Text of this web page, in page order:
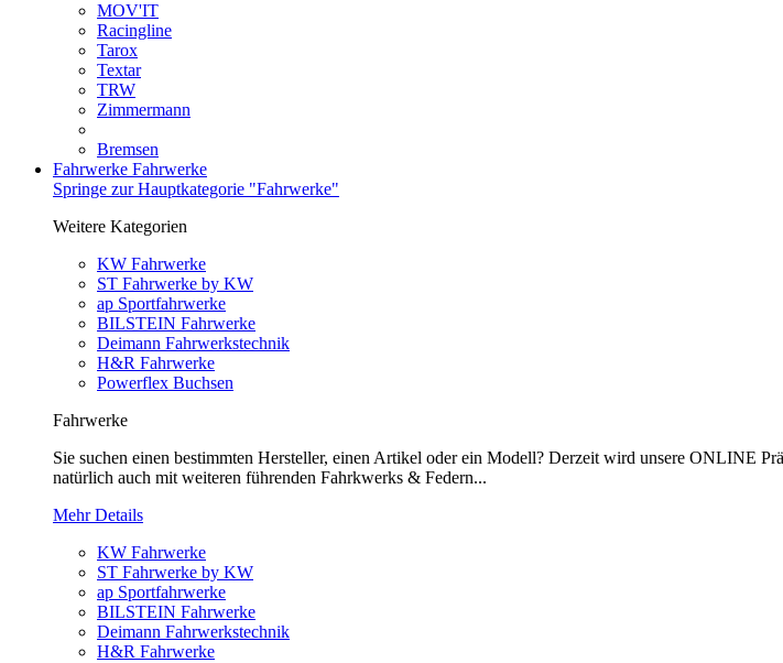
MOV'IT
Racingline
Tarox
Textar
TRW
Zimmermann
Bremsen
Fahrwerke Fahrwerke
Springe zur Hauptkategorie "Fahrwerke"
Weitere Kategorien
KW Fahrwerke
ST Fahrwerke by KW
ap Sportfahrwerke
BILSTEIN Fahrwerke
Deimann Fahrwerkstechnik
H&R Fahrwerke
Powerflex Buchsen
Fahrwerke
Sie suchen einen bestimmten Hersteller, einen Artikel oder ein Modell? Derzeit wird unsere ONLINE
natürlich auch mit weiteren führenden Fahrkwerks & Federn...
Mehr Details
KW Fahrwerke
ST Fahrwerke by KW
ap Sportfahrwerke
BILSTEIN Fahrwerke
Deimann Fahrwerkstechnik
H&R Fahrwerke